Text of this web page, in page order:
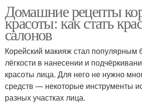
Домашние рецепты
красоты: как стать
салонов
Корейский макияж стал популярным
лёгкости в нанесении и
красоты лица. Для него не нужно
средств — некоторые инструменты
разных участках лица.